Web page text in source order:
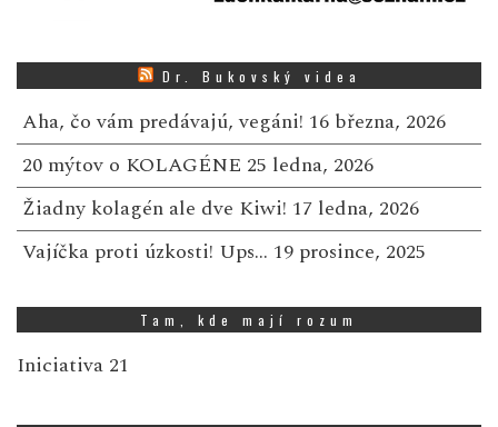
Dr. Bukovský videa
Aha, čo vám predávajú, vegáni! 16 března, 2026
20 mýtov o KOLAGÉNE 25 ledna, 2026
Žiadny kolagén ale dve Kiwi! 17 ledna, 2026
Vajíčka proti úzkosti! Ups… 19 prosince, 2025
Tam, kde mají rozum
Iniciativa 21